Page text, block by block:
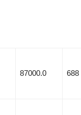
87000.0 688